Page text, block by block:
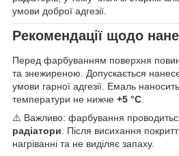
умови доброї адгезії.
Рекомендації щодо
Перед фарбуванням поверхня
та знежиреною. Допускається
умови гарної адгезії. Емаль
температури не нижче +5 °C
⚠️ Важливо: фарбування
радіатори . Після висихання
нагріванні та не виділяє запаху.